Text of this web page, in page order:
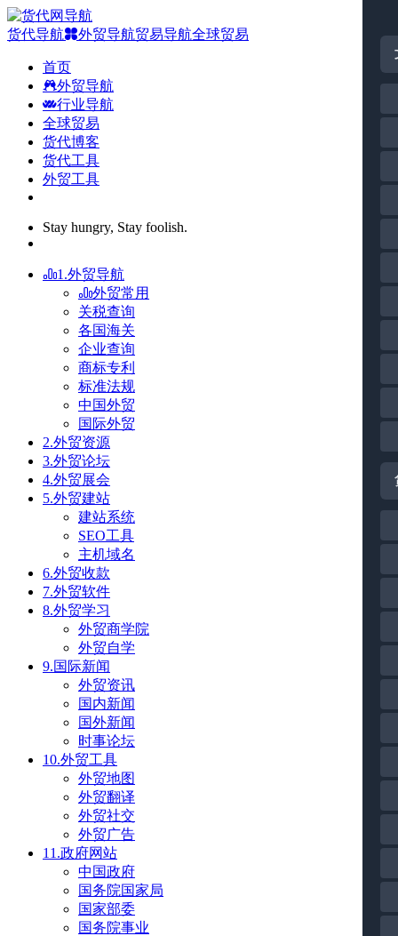
货代导航 外贸导航贸易导航全球贸易
首页
外贸导航
行业导航
全球贸易
货代博客
货代工具
外贸工具
Stay hungry, Stay foolish.
1.外贸导航
外贸常用
关税查询
各国海关
企业查询
商标专利
标准法规
中国外贸
国际外贸
2.外贸资源
3.外贸论坛
4.外贸展会
5.外贸建站
建站系统
SEO工具
主机域名
6.外贸收款
7.外贸软件
8.外贸学习
外贸商学院
外贸自学
9.国际新闻
外贸资讯
国内新闻
国外新闻
时事论坛
10.外贸工具
外贸地图
外贸翻译
外贸社交
外贸广告
11.政府网站
中国政府
国务院国家局
国家部委
国务院事业